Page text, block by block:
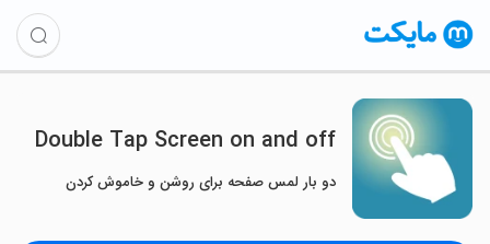
Double Tap Screen on and off
دو بار لمس صفحه برای روشن و خاموش کردن